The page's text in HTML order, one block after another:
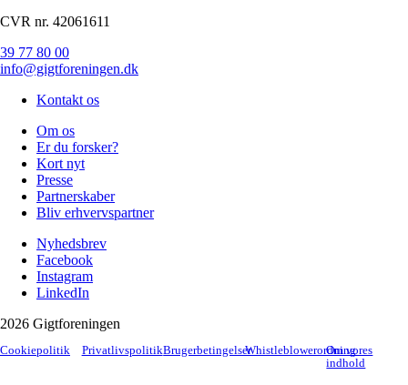
CVR nr. 42061611
39 77 80 00
info@gigtforeningen.dk
Kontakt os
Om os
Er du forsker?
Kort nyt
Presse
Partnerskaber
Bliv erhvervspartner
Nyhedsbrev
Facebook
Instagram
LinkedIn
2026 Gigtforeningen
Cookiepolitik PrivatlivspolitikBrugerbetingelserWhistleblowerordning
Om vores
indhold